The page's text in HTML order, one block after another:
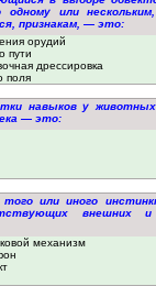
одному или
признакам, — это:
орудий
пути
дрессировка
поля
навыков у животных
— это:
или иного
внешних и
механизм